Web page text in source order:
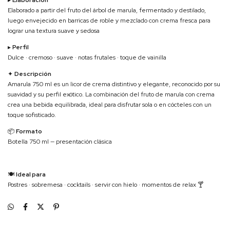
Elaborado a partir del fruto del árbol de marula, fermentado y destilado,
luego envejecido en barricas de roble y mezclado con crema fresca para
lograr una textura suave y sedosa
▸Perfil
Dulce · cremoso · suave · notas frutales · toque de vainilla
✦ Descripción
Amarula 750 ml es un licor de crema distintivo y elegante, reconocido por su
suavidad y su perfil exótico. La combinación del fruto de marula con crema
crea una bebida equilibrada, ideal para disfrutar sola o en cócteles con un
toque sofisticado.
📦Formato
Botella 750 ml — presentación clásica
🍽Ideal para
Postres · sobremesa · cocktails · servir con hielo · momentos de relax 🍸